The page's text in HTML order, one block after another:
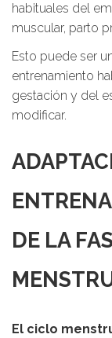
habituales del
muscular, parto
Esto puede ser
entrenamiento
gestación y del
modificar.
DE LA
El ciclo